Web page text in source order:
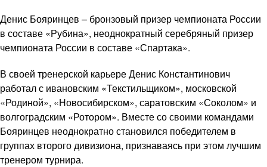
Денис Бояринцев – бронзовый призер чемпионата России
в составе «Рубина», неоднократный серебряный призер
чемпионата России в составе «Спартака».
В своей тренерской карьере Денис Константинович
работал с ивановским «Текстильщиком», московской
«Родиной», «Новосибирском», саратовским «Соколом» и
волгоградским «Ротором». Вместе со своими командами
Бояринцев неоднократно становился победителем в
группах второго дивизиона, признаваясь при этом лучшим
тренером турнира.